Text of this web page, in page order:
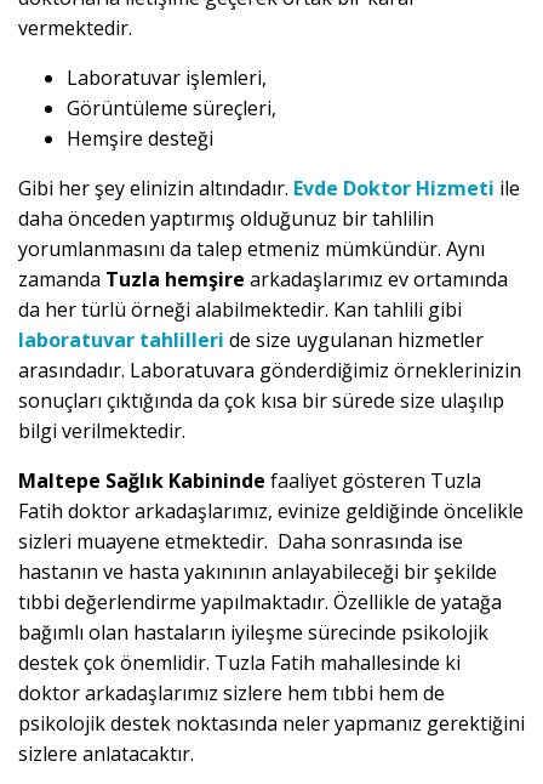
vermektedir.
Laboratuvar işlemleri,
Görüntüleme süreçleri,
Hemşire desteği
Gibi her şey elinizin altındadır. Evde Doktor Hizmeti ile
daha önceden yaptırmış olduğunuz bir tahlilin
yorumlanmasını da talep etmeniz mümkündür. Aynı
zamanda Tuzla hemşire arkadaşlarımız ev ortamında
da her türlü örneği alabilmektedir. Kan tahlili gibi
laboratuvar tahlilleri de size uygulanan hizmetler
arasındadır. Laboratuvara gönderdiğimiz örneklerinizin
sonuçları çıktığında da çok kısa bir sürede size ulaşılıp
bilgi verilmektedir.
Maltepe Sağlık Kabininde faaliyet gösteren Tuzla
Fatih doktor arkadaşlarımız, evinize geldiğinde öncelikle
sizleri muayene etmektedir. Daha sonrasında ise
hastanın ve hasta yakınının anlayabileceği bir şekilde
tıbbi değerlendirme yapılmaktadır. Özellikle de yatağa
bağımlı olan hastaların iyileşme sürecinde psikolojik
destek çok önemlidir. Tuzla Fatih mahallesinde ki
doktor arkadaşlarımız sizlere hem tıbbi hem de
psikolojik destek noktasında neler yapmanız gerektiğini
sizlere anlatacaktır.